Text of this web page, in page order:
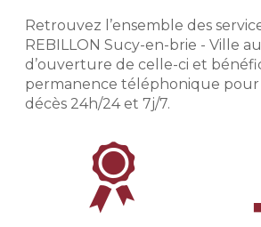
en charge de qualité,
établissons avec vous
que vous souhaitez en
(inhumation, crémation,
civile ou religieuse,
etc.).
Financer les obsèques
Financer vos obsèques par
anticipation afin de
proches d'une dépense
Retrouvez l’ensemble des
REBILLON Sucy-en-brie - Ville
d’ouverture de celle-ci et
permanence téléphonique
décès 24h/24 et 7j/7.